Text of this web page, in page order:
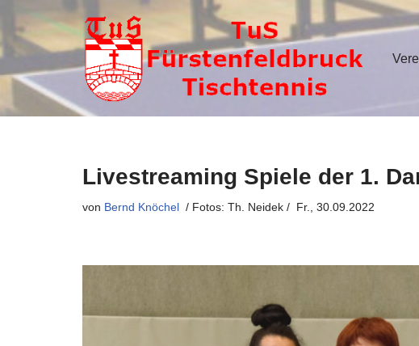
Zum
springen
Livestreaming Spiele der 1.
von Bernd Knöchel Fr., 30.09.2022